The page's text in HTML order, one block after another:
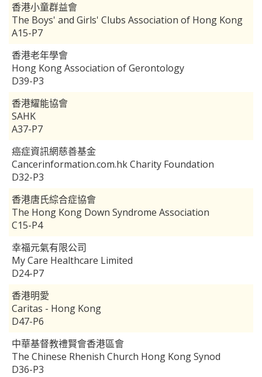
香港小童群益會
The Boys' and Girls' Clubs Association of Hong Kong
A15-P7
香港老年學會
Hong Kong Association of Gerontology
D39-P3
香港耀能協會
SAHK
A37-P7
癌症資訊網慈善基金
Cancerinformation.com.hk Charity Foundation
D32-P3
香港唐氏綜合症協會
The Hong Kong Down Syndrome Association
C15-P4
幸福元氣有限公司
My Care Healthcare Limited
D24-P7
香港明愛
Caritas - Hong Kong
D47-P6
中華基督教禮賢會香港區會
The Chinese Rhenish Church Hong Kong Synod
D36-P3